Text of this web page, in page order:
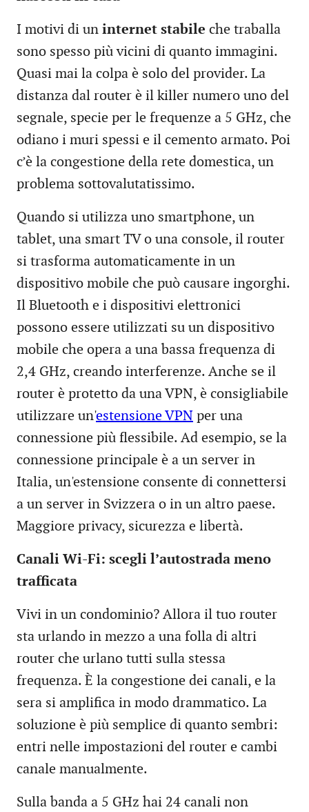
I motivi di un internet stabile che traballa
sono spesso più vicini di quanto immagini.
Quasi mai la colpa è solo del provider. La
distanza dal router è il killer numero uno del
segnale, specie per le frequenze a 5 GHz, che
odiano i muri spessi e il cemento armato. Poi
c’è la congestione della rete domestica, un
problema sottovalutatissimo.
Quando si utilizza uno smartphone, un
tablet, una smart TV o una console, il router
si trasforma automaticamente in un
dispositivo mobile che può causare ingorghi.
Il Bluetooth e i dispositivi elettronici
possono essere utilizzati su un dispositivo
mobile che opera a una bassa frequenza di
2,4 GHz, creando interferenze. Anche se il
router è protetto da una VPN, è consigliabile
utilizzare un'estensione VPN per una
connessione più flessibile. Ad esempio, se la
connessione principale è a un server in
Italia, un'estensione consente di connettersi
a un server in Svizzera o in un altro paese.
Maggiore privacy, sicurezza e libertà.
Canali Wi-Fi: scegli l’autostrada meno
trafficata
Vivi in un condominio? Allora il tuo router
sta urlando in mezzo a una folla di altri
router che urlano tutti sulla stessa
frequenza. È la congestione dei canali, e la
sera si amplifica in modo drammatico. La
soluzione è più semplice di quanto sembri:
entri nelle impostazioni del router e cambi
canale manualmente.
Sulla banda a 5 GHz hai 24 canali non